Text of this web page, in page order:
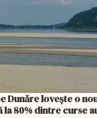
Dunăre lovește o
la 80% dintre curse